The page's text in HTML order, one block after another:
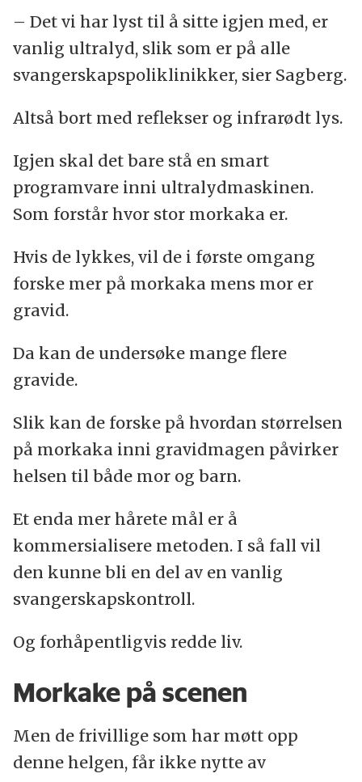
– Det vi har lyst til å sitte igjen med, er
vanlig ultralyd, slik som er på alle
svangerskapspoliklinikker, sier Sagberg.
Altså bort med reflekser og infrarødt lys.
Igjen skal det bare stå en smart
programvare inni ultralydmaskinen.
Som forstår hvor stor morkaka er.
Hvis de lykkes, vil de i første omgang
forske mer på morkaka mens mor er
gravid.
Da kan de undersøke mange flere
gravide.
Slik kan de forske på hvordan størrelsen
på morkaka inni gravidmagen påvirker
helsen til både mor og barn.
Et enda mer hårete mål er å
kommersialisere metoden. I så fall vil
den kunne bli en del av en vanlig
svangerskapskontroll.
Og forhåpentligvis redde liv.
Morkake på scenen
Men de frivillige som har møtt opp
denne helgen, får ikke nytte av